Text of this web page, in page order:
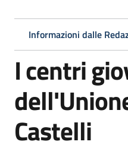
Centri
per
famiglie
Informazioni dalle
I centri
Castelli